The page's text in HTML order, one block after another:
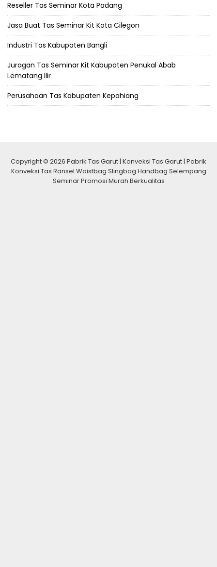
Reseller Tas Seminar Kota Padang
Jasa Buat Tas Seminar Kit Kota Cilegon
Industri Tas Kabupaten Bangli
Juragan Tas Seminar Kit Kabupaten Penukal Abab
Lematang Ilir
Perusahaan Tas Kabupaten Kepahiang
Copyright © 2026 Pabrik Tas Garut | Konveksi Tas Garut | Pabrik
Konveksi Tas Ransel Waistbag Slingbag Handbag Selempang
Seminar Promosi Murah Berkualitas